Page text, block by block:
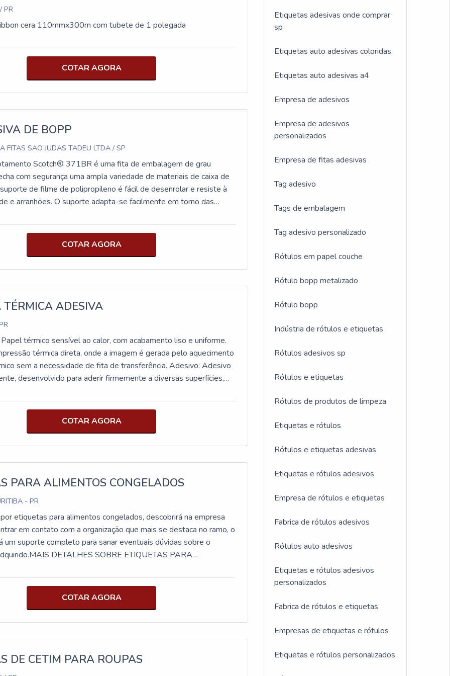
PR
cera 110mmx300m com tubete de 1 polegada
COTAR AGORA
DE BOPP
FITAS SAO JUDAS TADEU LTDA / SP
Scotch® 371BR é uma fita de embalagem de grau
com segurança uma ampla variedade de materiais de caixa de
de filme de polipropileno é fácil de desenrolar e resiste à
e arranhões. O suporte adapta-se facilmente em torno das
é uma fita de embalagem de filme de polipropileno de grau
mil com um adesivo de borracha sintética que oferece consistência
ou os seladores de caixas 3M-Matic™. Esta fita resiste à
produtos químicos e arranhões para um desempenho duradouro.
COTAR AGORA
TÉRMICA ADESIVA
térmico sensível ao calor, com acabamento liso e uniforme.
térmica direta, onde a imagem é gerada pelo aquecimento
sem a necessidade de fita de transferência. Adesivo: Adesivo
desenvolvido para aderir firmemente a diversas superfícies,
do material térmico sem a necessidade de fita de
COTAR AGORA
PARA ALIMENTOS CONGELADOS
- PR
etiquetas para alimentos congelados, descobrirá na empresa
em contato com a organização que mais se destaca no ramo, o
um suporte completo para sanar eventuais dúvidas sobre o
DETALHES SOBRE ETIQUETAS PARA
empresa responsável, encontra na internet a Herrbaier. A
com etiqueta térmica adesiva e etiqueta para congelados,
que passam despercebidos em outras companhias e podem
para os clientes.É importante lembrar que o produto deve
com companhias especializadas no segmento. Esse tipo de
COTAR AGORA
DE CETIM PARA ROUPAS
Etiquetas adesivas onde comprar
sp
Etiquetas auto adesivas coloridas
Etiquetas auto adesivas a4
Empresa de adesivos
Empresa de adesivos
personalizados
Empresa de fitas adesivas
Tag adesivo
Tags de embalagem
Tag adesivo personalizado
Rótulos em papel couche
Rótulo bopp metalizado
Rótulo bopp
Indústria de rótulos e etiquetas
Rótulos adesivos sp
Rótulos e etiquetas
Rótulos de produtos de limpeza
Etiquetas e rótulos
Rótulos e etiquetas adesivas
Etiquetas e rótulos adesivos
Empresa de rótulos e etiquetas
Fabrica de rótulos adesivos
Rótulos auto adesivos
Etiquetas e rótulos adesivos
personalizados
Fabrica de rótulos e etiquetas
Empresas de etiquetas e rótulos
Etiquetas e rótulos personalizados